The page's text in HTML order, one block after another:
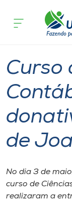
Cursos
Pesquisa
Atendimento
Portal de Ensino
A
acontece
Curso
de
No dia 3 de
curso de
realizaram a